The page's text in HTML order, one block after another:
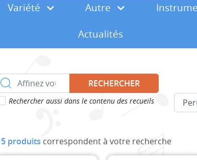
Variété Autre
Actualités
RECHERCHER
Rechercher aussi dans le contenu des recueils
produits correspondent à votre recherche